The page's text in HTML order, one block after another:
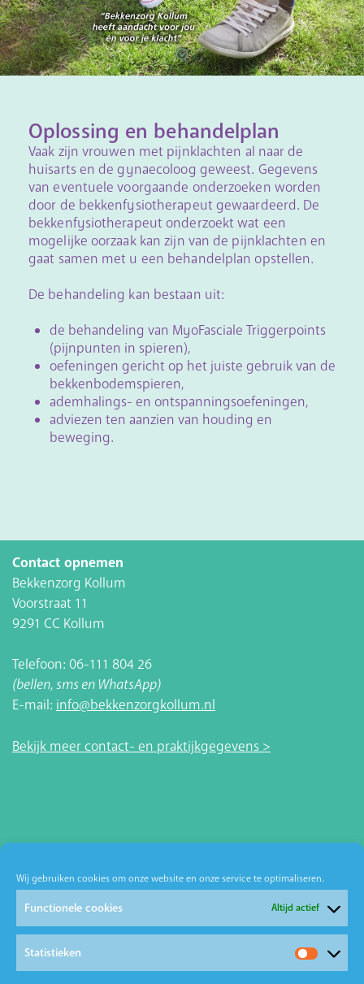
Wij gebruiken cookies om onze website en onze service te optimaliseren.
Functionele cookies Altijd actief
Statistieken
Oplossing en behandelplan
Vaak zijn vrouwen met pijnklachten al naar de
huisarts en de gynaecoloog geweest. Gegevens
van eventuele voorgaande onderzoeken worden
door de bekkenfysiotherapeut gewaardeerd. De
bekkenfysiotherapeut onderzoekt wat een
mogelijke oorzaak kan zijn van de pijnklachten en
gaat samen met u een behandelplan opstellen.
De behandeling kan bestaan uit:
de behandeling van MyoFasciale Triggerpoints
(pijnpunten in spieren),
oefeningen gericht op het juiste gebruik van de
bekkenbodemspieren,
ademhalings- en ontspanningsoefeningen,
adviezen ten aanzien van houding en
beweging.
Contact opnemen
Bekkenzorg Kollum
Voorstraat 11
9291 CC Kollum
Telefoon: 06-111 804 26
(bellen, sms en WhatsApp)
E-mail: info@bekkenzorgkollum.nl
Bekijk meer contact- en praktijkgegevens >